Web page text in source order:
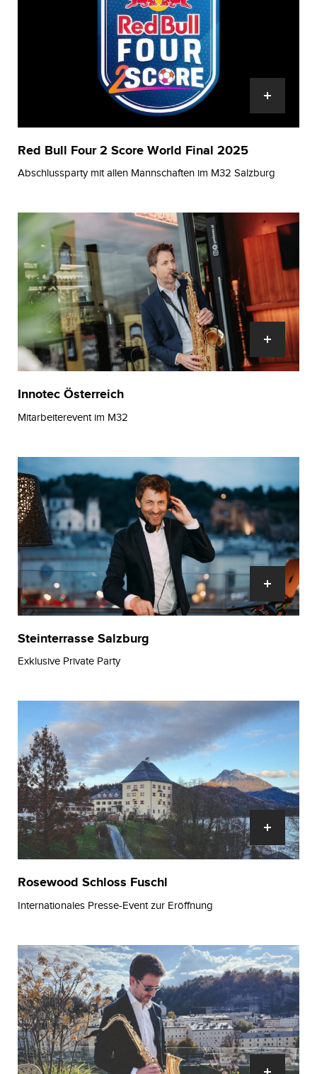
Red Bull Four 2 Score World Final 2025
Abschlussparty mit allen Mannschaften im M32 Salzburg
Innotec Österreich
Mitarbeiterevent im M32
Steinterrasse Salzburg
Exklusive Private Party
Rosewood Schloss Fuschl
Internationales Presse-Event zur Eröffnung